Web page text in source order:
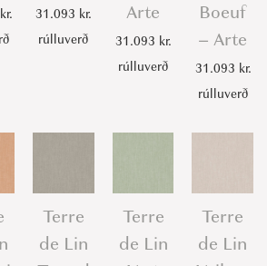
kr.
31.093 kr.
rúlluverð
Arte
31.093 kr.
rúlluverð
Boeuf
– Arte
31.093 kr.
rúlluverð
Terre
de Lin
Terre
de Lin
Terre
de Lin